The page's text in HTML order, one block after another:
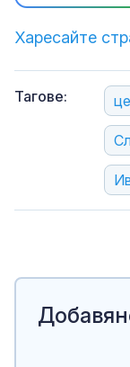
Харесайте
Тагове: